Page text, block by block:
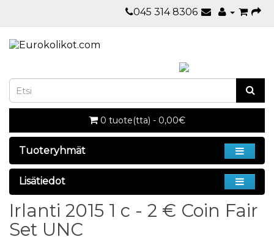
045 314 8306
0 tuote(tta) - 0,00€
Tuoteryhmät
Lisätiedot
Irlanti 2015 1 c - 2 € Coin Fair
Set UNC